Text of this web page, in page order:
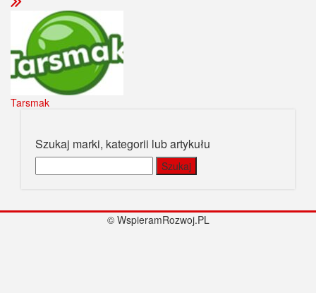
Tarsmak
Szukaj marki, kategorii lub artykułu
© WspieramRozwoj.PL